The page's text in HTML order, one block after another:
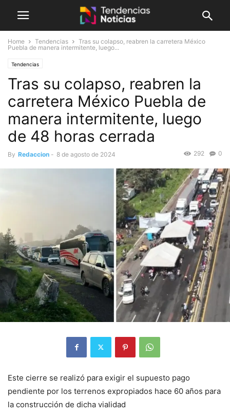
Home Tendencias
Tras su colapso, reabren la carretera México
Puebla de manera intermitente, luego...
Tendencias
Tras su colapso, reabren la
carretera México Puebla de
manera intermitente, luego
de 48 horas cerrada
By Redaccion - 8 de agosto de 2024 0
292
Este cierre se realizó para exigir el supuesto pago
pendiente por los terrenos expropiados hace 60 años para
la construcción de dicha vialidad